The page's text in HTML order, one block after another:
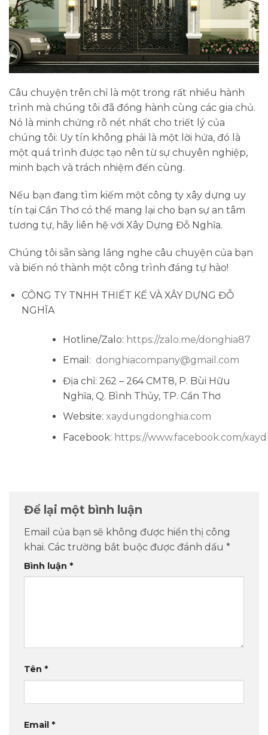
Câu chuyện trên chỉ là một trong rất nhiều hành
trình mà chúng tôi đã đồng hành cùng các gia chủ.
Nó là minh chứng rõ nét nhất cho triết lý của
chúng tôi: Uy tín không phải là một lời hứa, đó là
một quá trình được tạo nên từ sự chuyên nghiệp,
minh bạch và trách nhiệm đến cùng.
Nếu bạn đang tìm kiếm một công ty xây dựng uy
tín tại Cần Thơ có thể mang lại cho bạn sự an tâm
tương tự, hãy liên hệ với Xây Dựng Đỗ Nghĩa.
Chúng tôi sẵn sàng lắng nghe câu chuyện của bạn
và biến nó thành một công trình đáng tự hào!
CÔNG TY TNHH THIẾT KẾ VÀ XÂY DỰNG ĐỖ
NGHĨA
Hotline/Zalo: https://zalo.me/donghia87
Email: donghiacompany@gmail.com
Địa chỉ: 262 – 264 CMT8, P. Bùi Hữu
Nghĩa, Q. Bình Thủy, TP. Cần Thơ
Website: xaydungdonghia.com
Facebook: https://www.facebook.com/
Để lại một bình luận
Email của bạn sẽ không được hiển thị công
khai. Các trường bắt buộc được đánh dấu *
Bình luận *
Tên *
Email *